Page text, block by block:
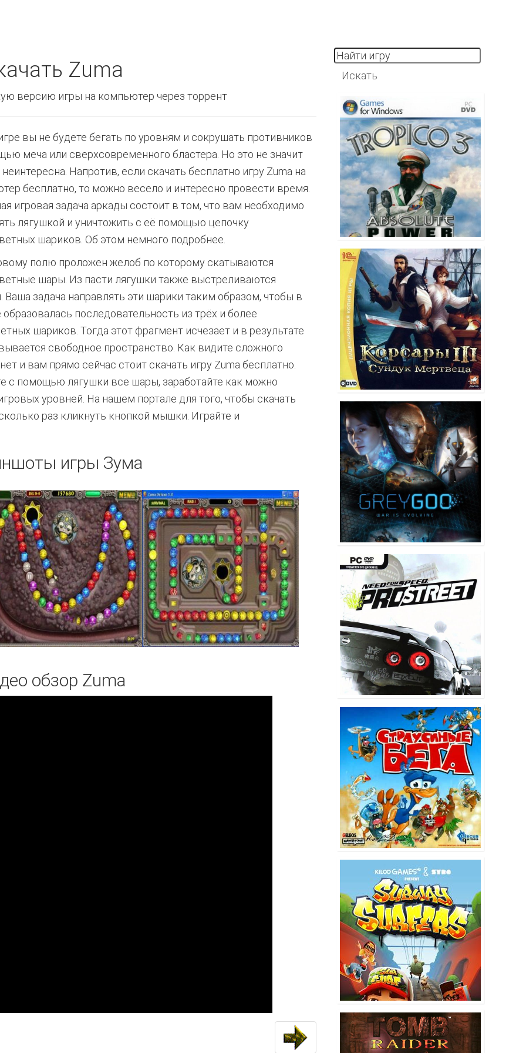
Zuma
версию игры на компьютер через торрент
вы не будете бегать по уровням и сокрушать противников
меча или сверхсовременного бластера. Но это не значит
неинтересна. Напротив, если скачать бесплатно игру Zuma на
бесплатно, то можно весело и интересно провести время.
игровая задача аркады состоит в том, что вам необходимо
лягушкой и уничтожить с её помощью цепочку
шариков. Об этом немного подробнее.
полю проложен желоб по которому скатываются
шары. Из пасти лягушки также выстреливаются
Ваша задача направлять эти шарики таким образом, чтобы в
последовательность из трёх и более
шариков. Тогда этот фрагмент исчезает и в результате
свободное пространство. Как видите сложного
и вам прямо сейчас стоит скачать игру Zuma бесплатно.
с помощью лягушки все шары, заработайте как можно
уровней. На нашем портале для того, чтобы скачать
раз кликнуть кнопкой мышки. Играйте и
игры Зума
обзор Zuma